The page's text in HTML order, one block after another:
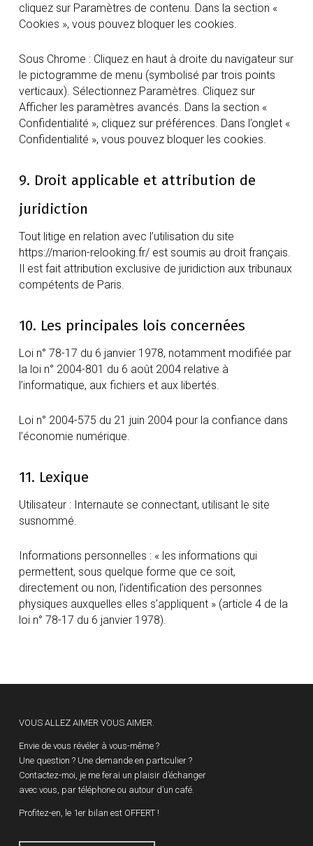
cliquez sur Paramètres de contenu. Dans la section «
Cookies », vous pouvez bloquer les cookies.
Sous Chrome : Cliquez en haut à droite du navigateur sur
le pictogramme de menu (symbolisé par trois points
verticaux). Sélectionnez Paramètres. Cliquez sur
Afficher les paramètres avancés. Dans la section «
Confidentialité », cliquez sur préférences. Dans l’onglet «
Confidentialité », vous pouvez bloquer les cookies.
9. Droit applicable et attribution de
juridiction
Tout litige en relation avec l’utilisation du site
https://marion-relooking.fr/ est soumis au droit français.
Il est fait attribution exclusive de juridiction aux tribunaux
compétents de Paris.
10. Les principales lois concernées
Loi n° 78-17 du 6 janvier 1978, notamment modifiée par
la loi n° 2004-801 du 6 août 2004 relative à
l’informatique, aux fichiers et aux libertés.
Loi n° 2004-575 du 21 juin 2004 pour la confiance dans
l’économie numérique.
11. Lexique
Utilisateur : Internaute se connectant, utilisant le site
susnommé.
Informations personnelles : « les informations qui
permettent, sous quelque forme que ce soit,
directement ou non, l’identification des personnes
physiques auxquelles elles s’appliquent » (article 4 de la
loi n° 78-17 du 6 janvier 1978).
VOUS ALLEZ AIMER VOUS AIMER.
Envie de vous révéler à vous-même ?
Une question ? Une demande en particulier ?
Contactez-moi, je me ferai un plaisir d’échanger
avec vous, par téléphone ou autour d’un café.
Profitez-en, le 1er bilan est OFFERT !